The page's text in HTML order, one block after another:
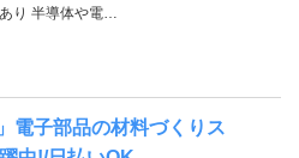
り 半導体や電…
電子部品の材料づくりス